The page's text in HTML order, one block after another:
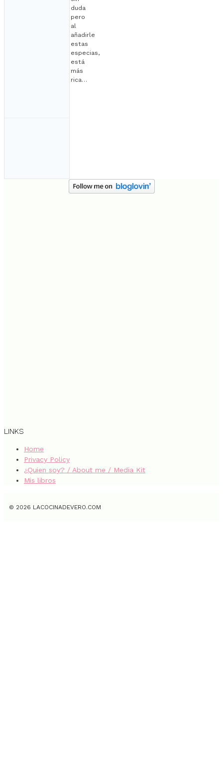
duda
pero
al
añadirle
estas
especias,
está
más
rica…
LINKS
Home
Privacy Policy
¿Quien soy? / About me / Media Kit
Mis libros
© 2026 LACOCINADEVERO.COM